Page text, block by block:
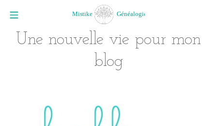
contenu
Menu mobile
Mistike Généalogie
Une nouvelle vie pour mon
blog